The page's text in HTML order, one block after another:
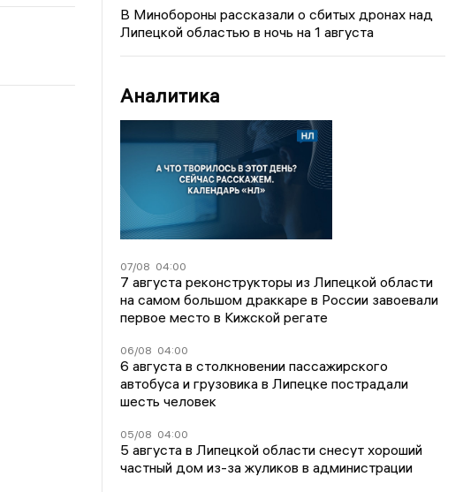
В Минобороны рассказали о сбитых дронах над
Липецкой областью в ночь на 1 августа
Аналитика
07/08 04:00
7 августа реконструкторы из Липецкой области
на самом большом драккаре в России завоевали
первое место в Кижской регате
06/08 04:00
6 августа в столкновении пассажирского
автобуса и грузовика в Липецке пострадали
шесть человек
05/08 04:00
5 августа в Липецкой области снесут хороший
частный дом из-за жуликов в администрации